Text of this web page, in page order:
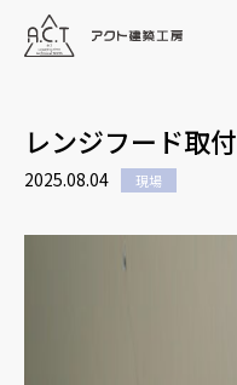
レンジフード取付
2025.08.04 現場